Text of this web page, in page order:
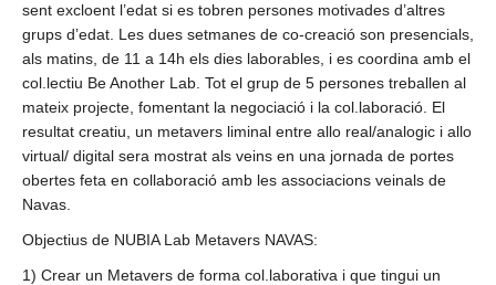
sent excloent l’edat si es tobren persones motivades d’altres
grups d’edat. Les dues setmanes de co-creació son presencials,
als matins, de 11 a 14h els dies laborables, i es coordina amb el
col.lectiu Be Another Lab. Tot el grup de 5 persones treballen al
mateix projecte, fomentant la negociació i la col.laboració. El
resultat creatiu, un metavers liminal entre allo real/analogic i allo
virtual/ digital sera mostrat als veins en una jornada de portes
obertes feta en collaboració amb les associacions veinals de
Navas.
Objectius de NUBIA Lab Metavers NAVAS:
1) Crear un Metavers de forma col.laborativa i que tingui un